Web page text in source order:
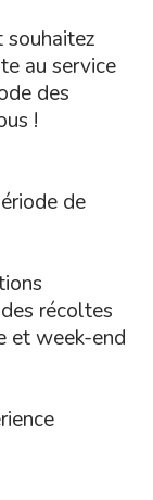
souhaitez
au service
des
!
de
récoltes
et week-end